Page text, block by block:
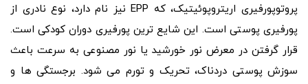
پروتوپورفیری اریتروپوئیتیک، که EPP نیز نام دارد، نوع نادری از
پورفیری پوستی است. این شایع ترین پورفیری دوران کودکی است.
قرار گرفتن در معرض نور خورشید یا نور مصنوعی به سرعت باعث
سوزش پوستی دردناک، تحریک و تورم می شود. برجستگی ها و